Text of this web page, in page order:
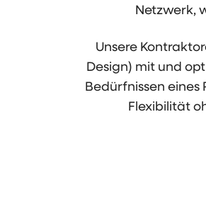
Netzwerk,
Unsere
Design) mit und
Bedürfnissen eines
Flexibilität